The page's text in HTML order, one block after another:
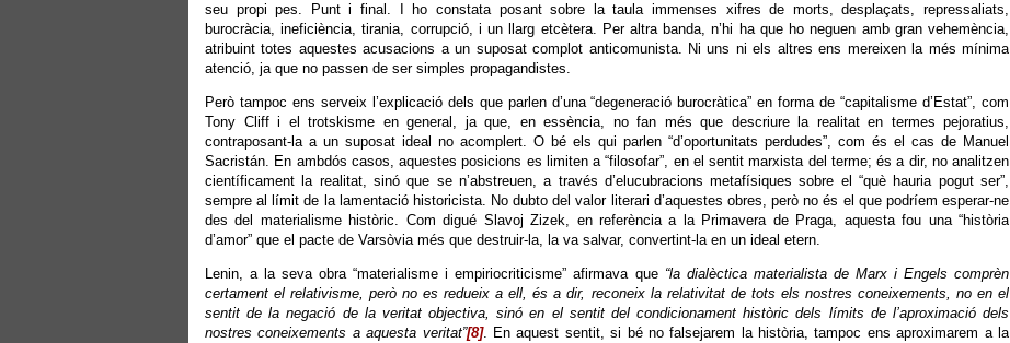
seu propi pes. Punt i final. I ho constata posant sobre la taula immenses xifres de morts, desplaçats, repressaliats,
burocràcia, ineficiència, tirania, corrupció, i un llarg etcètera. Per altra banda, n’hi ha que ho neguen amb gran vehemència,
atribuint totes aquestes acusacions a un suposat complot anticomunista. Ni uns ni els altres ens mereixen la més mínima
atenció, ja que no passen de ser simples propagandistes.
Però tampoc ens serveix l’explicació dels que parlen d’una “degeneració burocràtica” en forma de “capitalisme d’Estat”, com
Tony Cliff i el trotskisme en general, ja que, en essència, no fan més que descriure la realitat en termes pejoratius,
contraposant-la a un suposat ideal no acomplert. O bé els qui parlen “d’oportunitats perdudes”, com és el cas de Manuel
Sacristán. En ambdós casos, aquestes posicions es limiten a “filosofar”, en el sentit marxista del terme; és a dir, no analitzen
científicament la realitat, sinó que se n’abstreuen, a través d’elucubracions metafísiques sobre el “què hauria pogut ser”,
sempre al límit de la lamentació historicista. No dubto del valor literari d’aquestes obres, però no és el que podríem esperar-ne
des del materialisme històric. Com digué Slavoj Zizek, en referència a la Primavera de Praga, aquesta fou una “història
d’amor” que el pacte de Varsòvia més que destruir-la, la va salvar, convertint-la en un ideal etern.
Lenin, a la seva obra “materialisme i empiriocriticisme” afirmava que “la dialèctica materialista de Marx i Engels comprèn
certament el relativisme, però no es redueix a ell, és a dir, reconeix la relativitat de tots els nostres coneixements, no en el
sentit de la negació de la veritat objectiva, sinó en el sentit del condicionament històric dels límits de l’aproximació dels
nostres coneixements a aquesta veritat”[8]. En aquest sentit, si bé no falsejarem la història, tampoc ens aproximarem a la